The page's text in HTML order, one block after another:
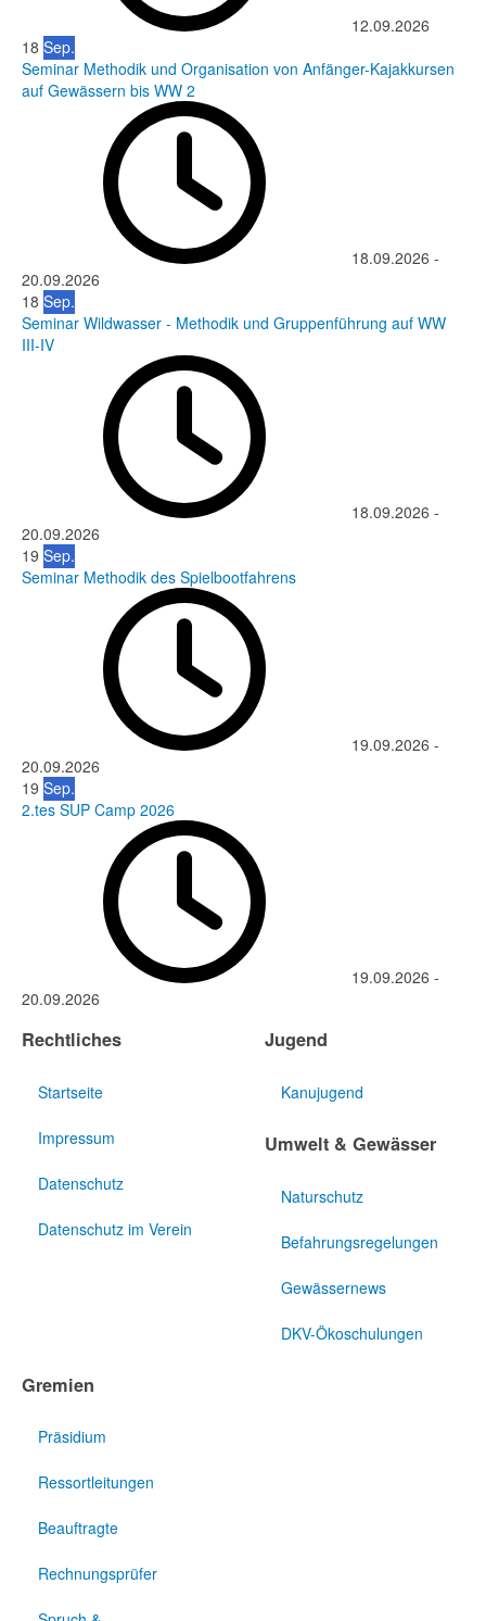
12.09.2026
18 Sep.
Seminar Methodik und Organisation von Anfänger-Kajakkursen
auf Gewässern bis WW 2
18.09.2026 -
20.09.2026
18 Sep.
Seminar Wildwasser - Methodik und Gruppenführung auf WW
III-IV
18.09.2026 -
20.09.2026
19 Sep.
Seminar Methodik des Spielbootfahrens
19.09.2026 -
20.09.2026
19 Sep.
2.tes SUP Camp 2026
19.09.2026 -
20.09.2026
Rechtliches
Startseite
Impressum
Datenschutz
Datenschutz im Verein
Jugend
Kanujugend
Umwelt & Gewässer
Naturschutz
Befahrungsregelungen
Gewässernews
DKV-Ökoschulungen
Gremien
Präsidium
Ressortleitungen
Beauftragte
Rechnungsprüfer